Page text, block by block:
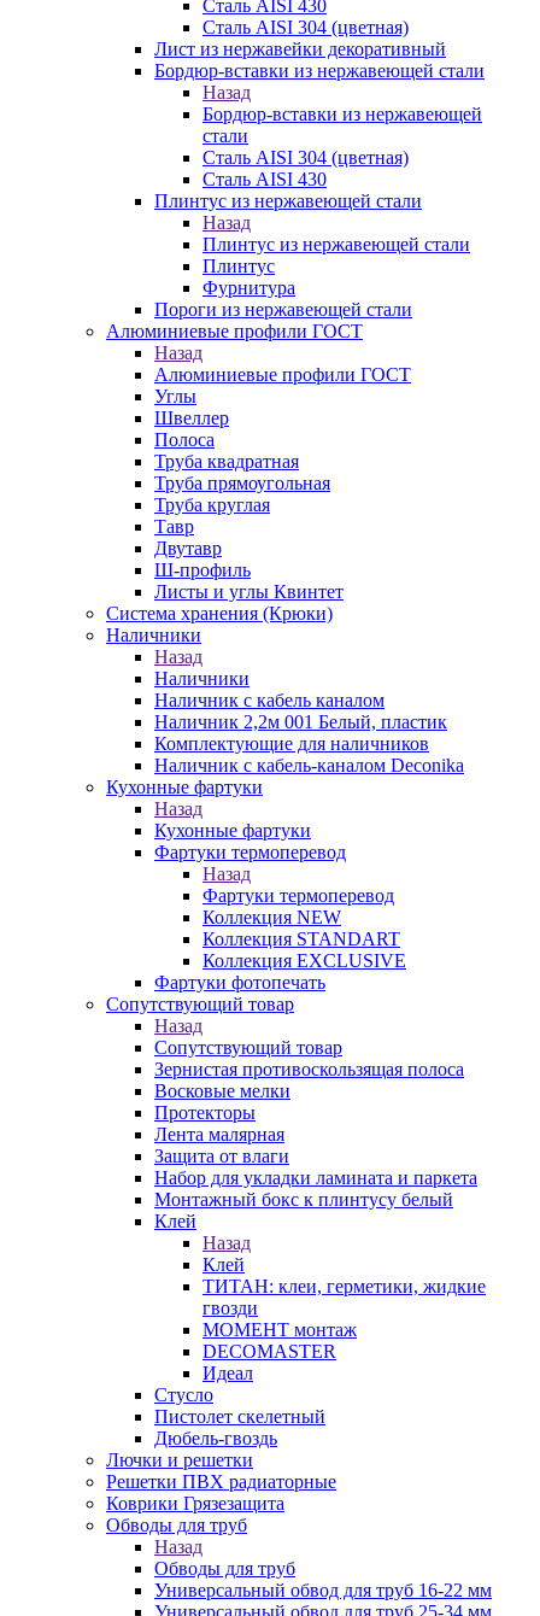
Сталь AISI 430
Сталь AISI 304 (цветная)
Лист из нержавейки декоративный
Бордюр-вставки из нержавеющей стали
Назад
Бордюр-вставки из нержавеющей
стали
Сталь AISI 304 (цветная)
Сталь AISI 430
Плинтус из нержавеющей стали
Назад
Плинтус из нержавеющей стали
Плинтус
Фурнитура
Пороги из нержавеющей стали
Алюминиевые профили ГОСТ
Назад
Алюминиевые профили ГОСТ
Углы
Швеллер
Полоса
Труба квадратная
Труба прямоугольная
Труба круглая
Тавр
Двутавр
Ш-профиль
Листы и углы Квинтет
Система хранения (Крюки)
Наличники
Назад
Наличники
Наличник с кабель каналом
Наличник 2,2м 001 Белый, пластик
Комплектующие для наличников
Наличник с кабель-каналом Deconika
Кухонные фартуки
Назад
Кухонные фартуки
Фартуки термоперевод
Назад
Фартуки термоперевод
Коллекция NEW
Коллекция STANDART
Коллекция EXCLUSIVE
Фартуки фотопечать
Сопутствующий товар
Назад
Сопутствующий товар
Зернистая противоскользящая полоса
Восковые мелки
Протекторы
Лента малярная
Защита от влаги
Набор для укладки ламината и паркета
Монтажный бокс к плинтусу белый
Клей
Назад
Клей
ТИТАН: клеи, герметики, жидкие
гвозди
МОМЕНТ монтаж
DECOMASTER
Идеал
Стусло
Пистолет скелетный
Дюбель-гвоздь
Лючки и решетки
Решетки ПВХ радиаторные
Коврики Грязезащита
Обводы для труб
Назад
Обводы для труб
Универсальный обвод для труб 16-22 мм
Универсальный обвод для труб 25-34 мм